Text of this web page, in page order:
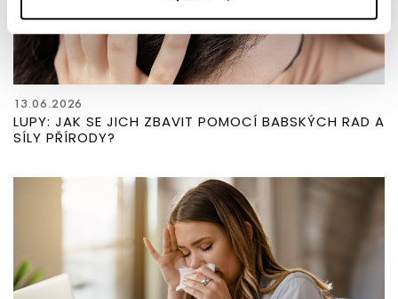
13.06.2026
LUPY: JAK SE JICH ZBAVIT POMOCÍ BABSKÝCH RAD A
SÍLY PŘÍRODY?